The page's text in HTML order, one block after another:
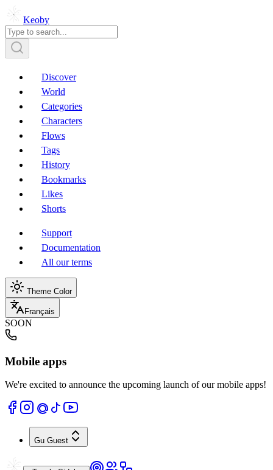
Keoby
Discover
World
Categories
Characters
Flows
Tags
History
Bookmarks
Likes
Shorts
Support
Documentation
All our terms
Theme Color
Français
SOON
Mobile apps
We're excited to announce the upcoming launch of our mobile apps!
Gu Guest